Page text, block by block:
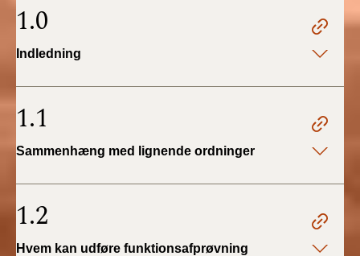
BR18 (1/1 - 30/6
2022)
BR18 (1/1-29/6
1.0
Indledning
1.1
Sammenhæng med lignende ordninger
1.2
Hvem kan udføre funktionsafprøvning